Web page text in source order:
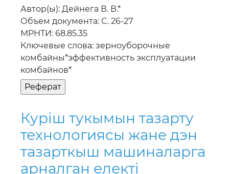
Автор(ы): Дейнега В. В.*
Объем документа: C. 26-27
МРНТИ: 68.85.35
Ключевые слова: зерноуборочные
комбайны*эффективность эксплуатации
комбайнов*
Курiш тукымын тазарту
технологиясы жане дэн
тазарткыш машиналарга
арналган електi